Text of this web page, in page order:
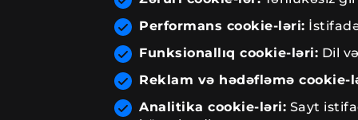
Performans cookie-ləri:
Funksionallıq cookie-ləri: Dil
Reklam və hədəfləmə cookie-
Analitika cookie-ləri: Sayt